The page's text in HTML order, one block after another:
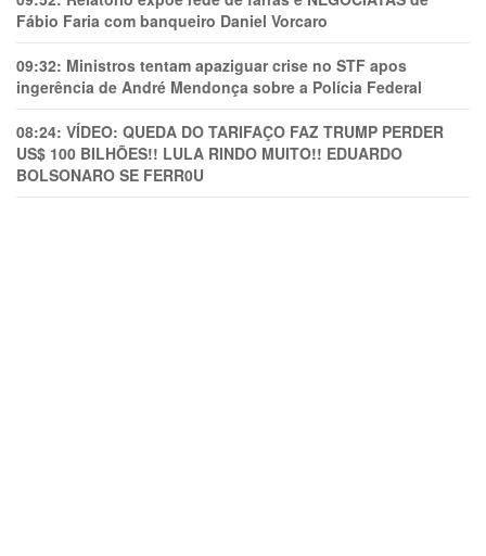
Fábio Faria com banqueiro Daniel Vorcaro
09:32: Ministros tentam apaziguar crise no STF apos
ingerência de André Mendonça sobre a Polícia Federal
08:24: VÍDEO: QUEDA DO TARIFAÇO FAZ TRUMP PERDER
US$ 100 BILHÕES!! LULA RINDO MUITO!! EDUARDO
BOLSONARO SE FERR0U